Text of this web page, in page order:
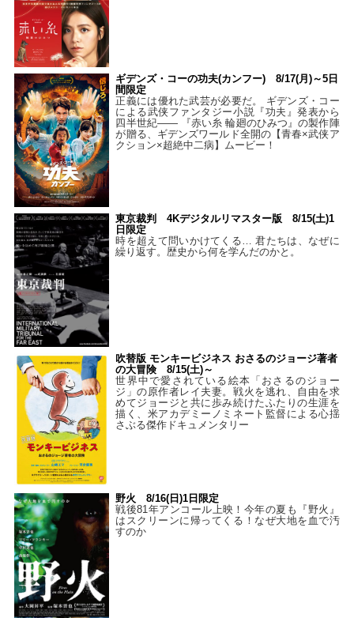
ギデンズ・コーの功夫(カンフー) 8/17(月)～5日
間限定
正義には優れた武芸が必要だ。 ギデンズ・コー
による武侠ファンタジー小説『功夫』発表から
四半世紀―― 『赤い糸 輪廻のひみつ』の製作陣
が贈る、ギデンズワールド全開の【青春×武侠ア
クション×超絶中二病】ムービー！
東京裁判 4Kデジタルリマスター版 8/15(土)1
日限定
時を超えて問いかけてくる… 君たちは、なぜに
繰り返す。歴史から何を学んだのかと。
吹替版 モンキービジネス おさるのジョージ著者
の大冒険 8/15(土)～
世界中で愛されている絵本「おさるのジョー
ジ」の原作者レイ夫妻。戦火を逃れ、自由を求
めてジョージと共に歩み続けたふたりの生涯を
描く、米アカデミーノミネート監督による心揺
さぶる傑作ドキュメンタリー
野火 8/16(日)1日限定
戦後81年アンコール上映！今年の夏も『野火』
はスクリーンに帰ってくる！なぜ大地を血で汚
すのか